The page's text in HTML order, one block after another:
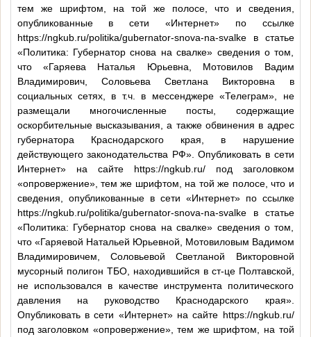
тем же шрифтом, на той же полосе, что и сведения,
опубликованные в сети «Интернет» по ссылке
https://ngkub.ru/politika/gubernator-snova-na-svalke в статье
«Политика: Губернатор снова на свалке» сведения о том,
что «Гаряева Наталья Юрьевна, Мотовилов Вадим
Владимирович, Соловьева Светлана Викторовна в
социальных сетях, в т.ч. в мессенджере «Телеграм», не
размещали многочисленные посты, содержащие
оскорбительные высказывания, а также обвинения в адрес
губернатора Краснодарского края, в нарушение
действующего законодательства РФ». Опубликовать в сети
Интернет» на сайте https://ngkub.ru/ под заголовком
«опровержение», тем же шрифтом, на той же полосе, что и
сведения, опубликованные в сети «Интернет» по ссылке
https://ngkub.ru/politika/gubernator-snova-na-svalke в статье
«Политика: Губернатор снова на свалке» сведения о том,
что «Гаряевой Натальей Юрьевной, Мотовиловым Вадимом
Владимировичем, Соловьевой Светланой Викторовной
мусорный полигон ТБО, находившийся в ст-це Полтавской,
не использовался в качестве инструмента политического
давления на руководство Краснодарского края».
Опубликовать в сети «Интернет» на сайте https://ngkub.ru/
под заголовком «опровержение», тем же шрифтом, на той